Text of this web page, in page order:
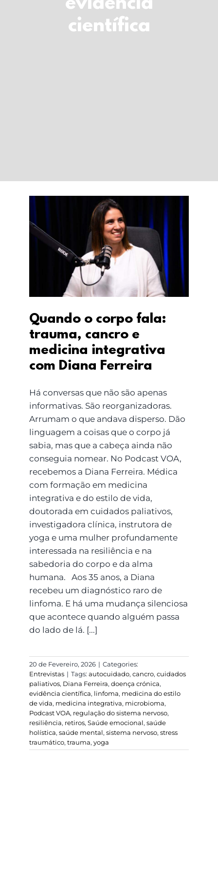
científica
Quando o corpo fala:
trauma, cancro e
medicina integrativa
com Diana Ferreira
Quando o corpo fala:
trauma, cancro e
medicina integrativa
com Diana Ferreira
Há conversas que não são apenas
informativas. São reorganizadoras.
Arrumam o que andava disperso. Dão
linguagem a coisas que o corpo já
sabia, mas que a cabeça ainda não
conseguia nomear. No Podcast VOA,
recebemos a Diana Ferreira. Médica
com formação em medicina
integrativa e do estilo de vida,
doutorada em cuidados paliativos,
investigadora clínica, instrutora de
yoga e uma mulher profundamente
interessada na resiliência e na
sabedoria do corpo e da alma
humana. Aos 35 anos, a Diana
recebeu um diagnóstico raro de
linfoma. E há uma mudança silenciosa
que acontece quando alguém passa
do lado de lá. [...]
20 de Fevereiro, 2026 | Categories:
Entrevistas | Tags: autocuidado, cancro, cuidados
paliativos, Diana Ferreira, doença crónica,
evidência científica, linfoma, medicina do estilo
de vida, medicina integrativa, microbioma,
Podcast VOA, regulação do sistema nervoso,
resiliência, retiros, Saúde emocional, saúde
holística, saúde mental, sistema nervoso, stress
traumático, trauma, yoga